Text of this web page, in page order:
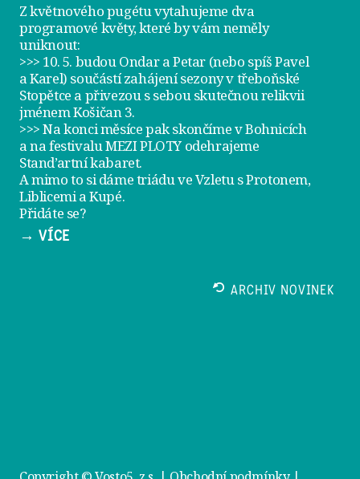
Z květnového pugétu vytahujeme dva
programové květy, které by vám neměly
uniknout:
>>> 10. 5. budou Ondar a Petar (nebo spíš Pavel
a Karel) součástí zahájení sezony vtřeboňské
Stopětce a přivezou s sebou skutečnou relikvii
jménemKošičan 3.
>>> Na konci měsíce pak skončíme v Bohnicích
a na festivaluMEZI PLOTY odehrajeme
Stand’artní kabaret.
A mimo to si dámetriádu ve Vzletu s Protonem,
Liblicemi a Kupé.
Přidáte se?
→ VÍCE
ARCHIV NOVINEK